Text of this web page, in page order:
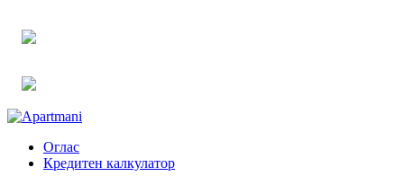
Оглас
Кредитен калкулатор